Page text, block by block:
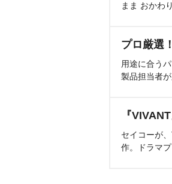
まま おかわ
プロ厳選
用途に合う
製品担当者
『
セイコーが
作。ドラマ